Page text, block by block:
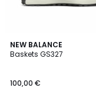
NEW BALANCE
Baskets GS327
100,00 €
4,3
/ 5